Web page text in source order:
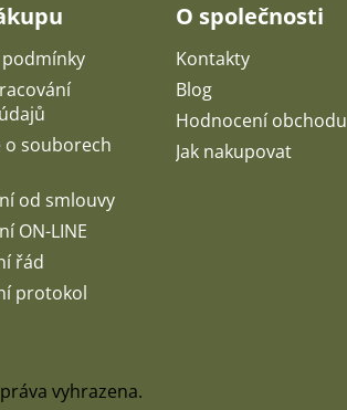
o souborech
od smlouvy
ON-LINE
řád
protokol
O společnosti
Kontakty
Blog
Hodnocení obchodu
Jak nakupovat
vyhrazena.